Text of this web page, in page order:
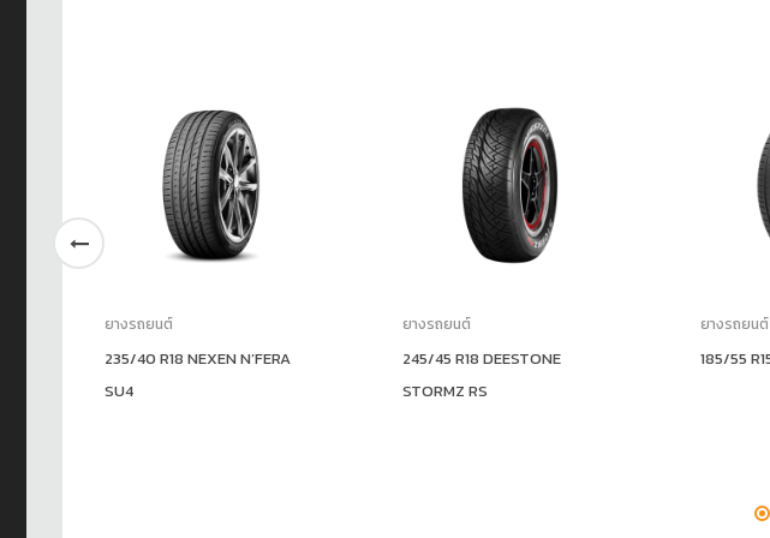
ยางรถยนต์
235/40 R18 NEXEN N’FERA
SU4
ยางรถยนต์
245/45 R18 DEESTONE
STORMZ RS
ยางรถยนต์
185/55